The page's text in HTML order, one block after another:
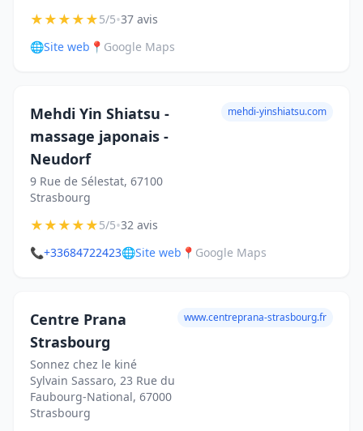
★★★★★5/5•37 avis
🌐Site web 📍 Google Maps
Mehdi Yin Shiatsu -
massage japonais -
Neudorf
9 Rue de Sélestat, 67100
Strasbourg
mehdi-yinshiatsu.com
★★★★★5/5•32 avis
📞+33684722423🌐Site web 📍 Google Maps
Centre Prana
Strasbourg
Sonnez chez le kiné
Sylvain Sassaro, 23 Rue du
Faubourg-National, 67000
Strasbourg
www.centreprana-strasbourg.fr